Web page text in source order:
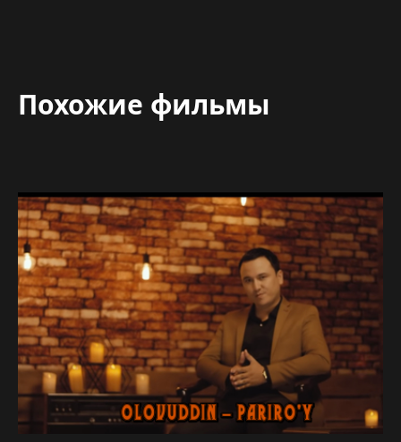
Похожие фильмы